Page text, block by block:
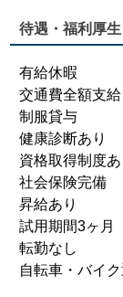
待遇・福利厚生
有給休暇
交通費全額支給
制服貸与
健康診断あり
資格取得制度
社会保険完備
昇給あり
試用期間3ヶ月
転勤なし
自転車・バイ